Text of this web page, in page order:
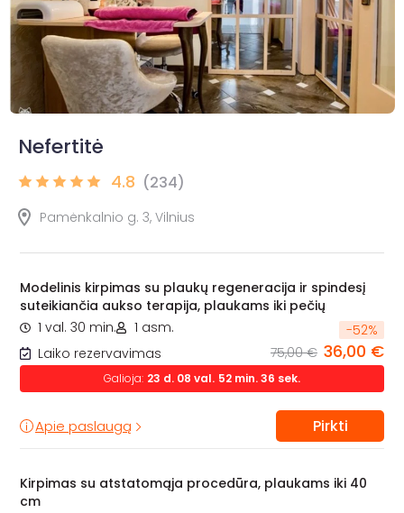
Nefertitė
4.8 (234)
Pamėnkalnio g. 3, Vilnius
Modelinis kirpimas su plaukų regeneracija ir spindesį
suteikiančia aukso terapija, plaukams iki pečių
1 val. 30 min.
1 asm.
Laiko rezervavimas
-52%
75,00 € 36,00 €
Galioja: 23 d. 08 val. 52 min.34 sek.
Apie paslaugą Pirkti
Kirpimas su atstatomąja procedūra, plaukams iki 40
cm